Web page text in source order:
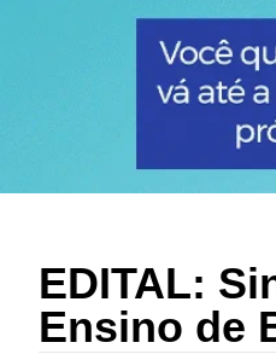
EDITAL:
Ensino de